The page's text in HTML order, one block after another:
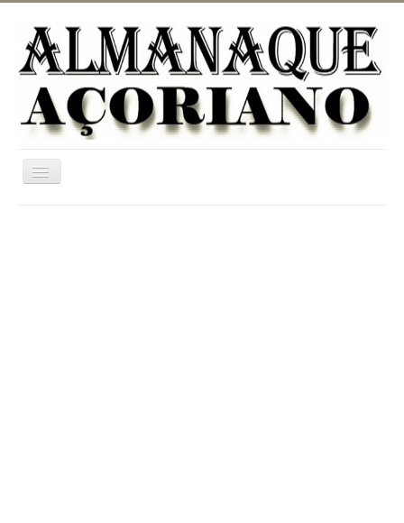
Ativar/Desativar
navegação